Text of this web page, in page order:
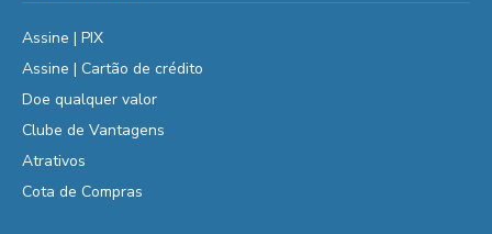
Assine | PIX
Assine | Cartão de crédito
Doe qualquer valor
Clube de Vantagens
Atrativos
Cota de Compras